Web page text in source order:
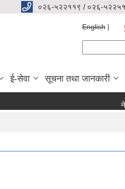
०२६-५२२११९ / ०२६-
English
ई-सेवा सूचना तथा जानकारी